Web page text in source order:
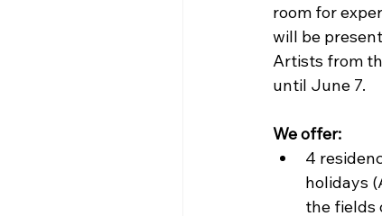
room for
will be
Artists from
until June 7.
We offer:
4
holidays
the fields